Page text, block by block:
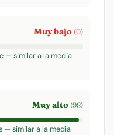
Muy bajo (0)
— similar a la media
Muy alto (98)
— similar a la media